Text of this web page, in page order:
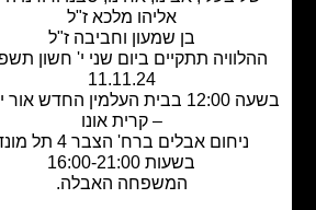
אליהו מלכא ז"ל
בן שמעון וחביבה ז"ל
תתקיים ביום שני י' חשון תשפ"ה,
11.11.24
בשעה 12:00 בבית העלמין החדש אור יהודה
– קרית אונו
ניחום אבלים ברח' הצבר 4 תל מונד
המשפחה האבלה.